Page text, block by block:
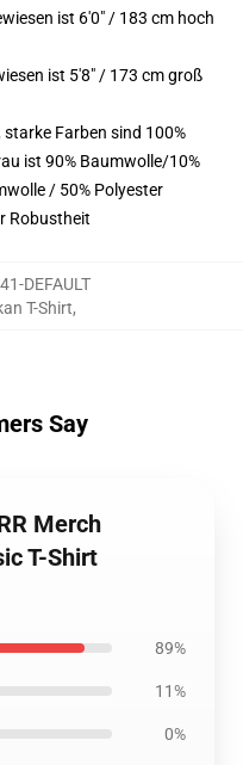
ist 6'0" / 183 cm hoch
ist 5'8" / 173 cm groß
Farben sind 100%
ist 90% Baumwolle/10%
/ 50% Polyester
Robustheit
DEFAULT
T-Shirt,
Say
Merch
T-Shirt
89%
11%
0%